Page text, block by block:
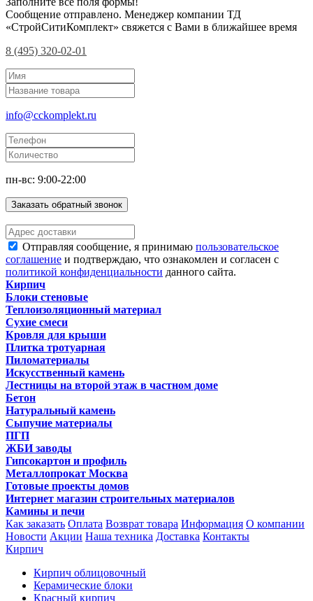
Сообщение отправлено. Менеджер компании ТД
«СтройСитиКомплект» свяжется с Вами в ближайшее время
8 (495) 320-02-01
info@cckomplekt.ru
пн-вс: 9:00-22:00
Заказать обратный звонок
Отправляя сообщение, я принимаю пользовательское
соглашение и подтверждаю, что ознакомлен и согласен с
политикой конфиденциальности данного сайта.
Кирпич
Блоки стеновые
Теплоизоляционный материал
Сухие смеси
Кровля для крыши
Плитка тротуарная
Пиломатериалы
Искусственный камень
Лестницы на второй этаж в частном доме
Бетон
Натуральный камень
Сыпучие материалы
ПГП
ЖБИ заводы
Гипсокартон и профиль
Металлопрокат Москва
Готовые проекты домов
Интернет магазин строительных материалов
Камины и печи
Как заказать Оплата Возврат товара Информация О компании
Новости Акции Наша техника Доставка Контакты
Кирпич
Кирпич облицовочный
Керамические блоки
Красный кирпич